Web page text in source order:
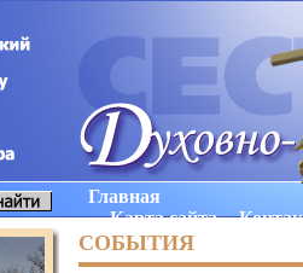
Главная
Карта сайта
СОБЫТИЯ